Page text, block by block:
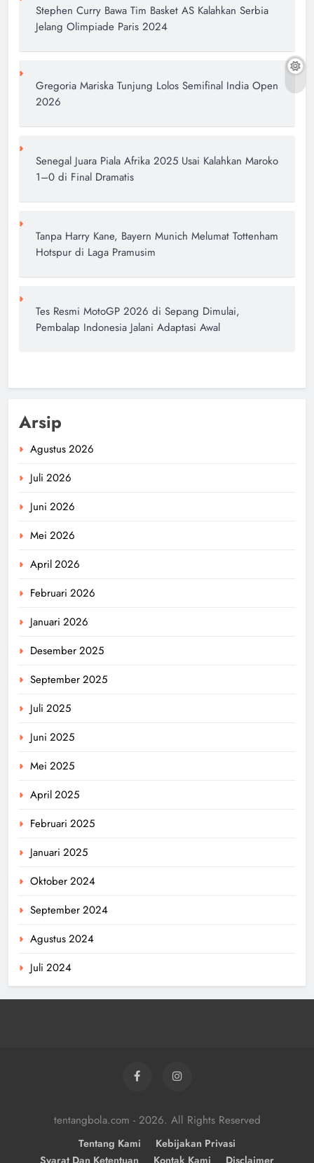
Stephen Curry Bawa Tim Basket AS Kalahkan Serbia
Jelang Olimpiade Paris 2024
Gregoria Mariska Tunjung Lolos Semifinal India Open
2026
Senegal Juara Piala Afrika 2025 Usai Kalahkan Maroko
1–0 di Final Dramatis
Tanpa Harry Kane, Bayern Munich Melumat Tottenham
Hotspur di Laga Pramusim
Tes Resmi MotoGP 2026 di Sepang Dimulai,
Pembalap Indonesia Jalani Adaptasi Awal
Arsip
Agustus 2026
Juli 2026
Juni 2026
Mei 2026
April 2026
Februari 2026
Januari 2026
Desember 2025
September 2025
Juli 2025
Juni 2025
Mei 2025
April 2025
Februari 2025
Januari 2025
Oktober 2024
September 2024
Agustus 2024
Juli 2024
tentangbola.com - 2026. All Rights Reserved
Tentang Kami
Kebijakan Privasi
Syarat Dan Ketentuan
Kontak Kami Disclaimer